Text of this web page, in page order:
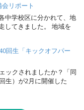
リポート
中学校区に分かれて、地
してきました。 地域を
回生「キックオフパー
ックされましたか？「同
生）が2月に開催した